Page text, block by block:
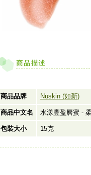
商品品牌 Nuskin (如新)
商品中文名 水漾豐盈唇蜜 -
包裝大小 15克